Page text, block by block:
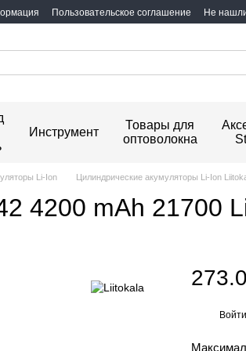
Пользовательское соглашение Не
Инструмент
Товары для
оптоволокна
Li-Ion Цилиндрические акумуляторы Li-Ion
4200 mAh 21700
Войти